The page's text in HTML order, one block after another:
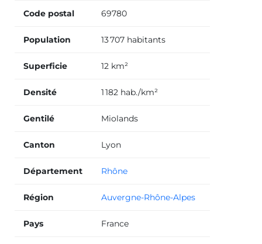
Code postal 69780
Population 13 707 habitants
Superficie 12 km²
Densité 1 182 hab./km²
Gentilé Miolands
Canton Lyon
Département Rhône
Région Auvergne-Rhône-Alpes
Pays France